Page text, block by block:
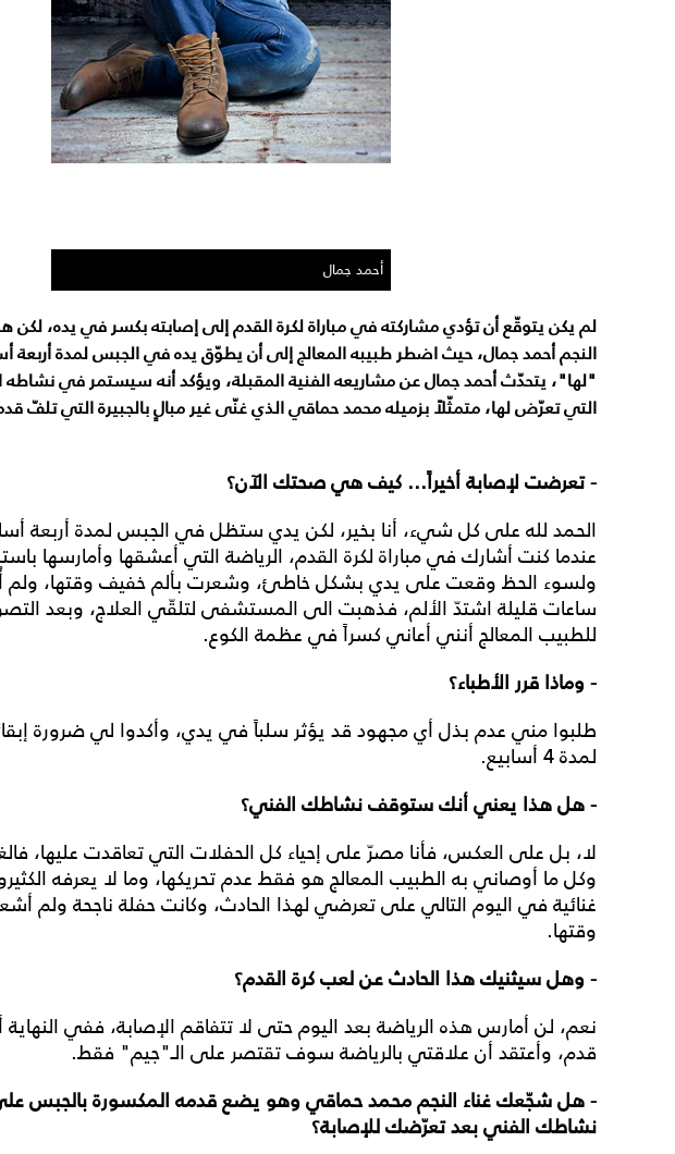
أحمد جمال
لم يكن يتوقّع أن تؤدي مشاركته في مباراة لكرة القدم إلى إصابته بكسر في يده، لكن
النجم أحمد جمال، حيث اضطر طبيبه المعالج إلى أن يطوّق يده في الجبس لمدة أربعة
"لها"، يتحدّث أحمد جمال عن مشاريعه الفنية المقبلة، ويؤكد أنه سيستمر في نشاطه
التي تعرّض لها، متمثّلاً بزميله محمد حماقي الذي غنّى غير مبالٍ بالجبيرة التي تلفّ
- تعرضت لإصابة أخيراً... كيف هي صحتك الآن؟
الحمد لله على كل شيء، أنا بخير، لكن يدي ستظل في الجبس لمدة أربعة
عندما كنت أشارك في مباراة لكرة القدم، الرياضة التي أعشقها وأمارسها
ولسوء الحظ وقعت على يدي بشكل خاطئ، وشعرت بألم خفيف وقتها، ولم
ساعات قليلة اشتدّ الألم، فذهبت الى المستشفى لتلقّي العلاج، وبعد
للطبيب المعالج أنني أعاني كسراً في عظمة الكوع.
- وماذا قرر الأطباء؟
طلبوا مني عدم بذل أي مجهود قد يؤثر سلباً في يدي، وأكدوا لي ضرورة
لمدة 4 أسابيع.
- هل هذا يعني أنك ستوقف نشاطك الفني؟
لا، بل على العكس، فأنا مصرّ على إحياء كل الحفلات التي تعاقدت عليها،
وكل ما أوصاني به الطبيب المعالج هو فقط عدم تحريكها، وما لا يعرفه
غنائية في اليوم التالي على تعرضي لهذا الحادث، وكانت حفلة ناجحة ولم
وقتها.
- وهل سيثنيك هذا الحادث عن لعب كرة القدم؟
نعم، لن أمارس هذه الرياضة بعد اليوم حتى لا تتفاقم الإصابة، ففي
قدم، وأعتقد أن علاقتي بالرياضة سوف تقتصر على الـ"جيم" فقط.
- هل شجّعك غناء النجم محمد حماقي وهو يضع قدمه المكسورة بالجبس
نشاطك الفني بعد تعرّضك للإصابة؟